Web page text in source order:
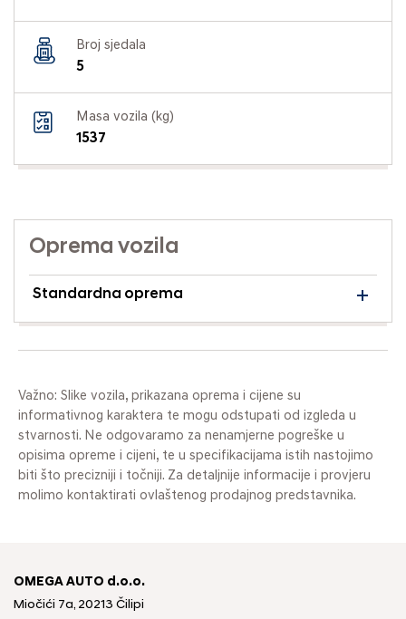
Broj sjedala
5
Masa vozila (kg)
1537
Oprema vozila
Standardna oprema
Važno: Slike vozila, prikazana oprema i cijene su
informativnog karaktera te mogu odstupati od izgleda u
stvarnosti. Ne odgovaramo za nenamjerne pogreške u
opisima opreme i cijeni, te u specifikacijama istih nastojimo
biti što precizniji i točniji. Za detaljnije informacije i provjeru
molimo kontaktirati ovlaštenog prodajnog predstavnika.
OMEGA AUTO d.o.o.
Miočići 7a, 20213 Čilipi